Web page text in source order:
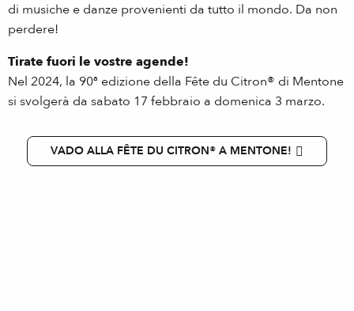
di musiche e danze provenienti da tutto il mondo. Da non
perdere!
Tirate fuori le vostre agende!
Nel 2024, la 90ª edizione della Fête du Citron® di Mentone
si svolgerà da sabato 17 febbraio a domenica 3 marzo.
VADO ALLA FÊTE DU CITRON® A MENTONE!